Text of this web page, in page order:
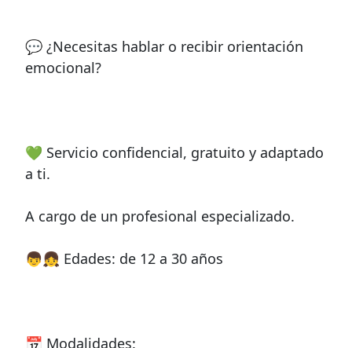
💬 ¿Necesitas hablar o recibir orientación
emocional?
💚 Servicio confidencial, gratuito y adaptado
a ti.
A cargo de un profesional especializado.
👦👧 Edades: de 12 a 30 años
📅 Modalidades: